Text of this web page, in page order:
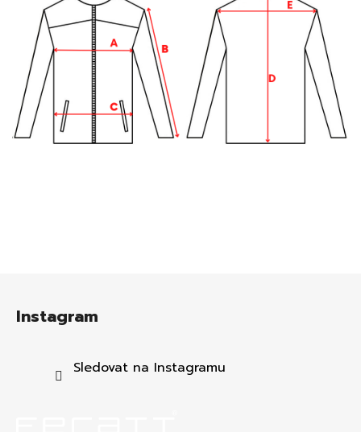
Instagram
Sledovat na Instagramu